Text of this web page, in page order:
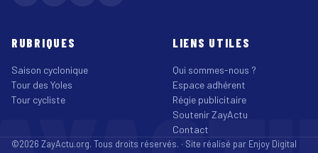
RUBRIQUES
Saison cyclonique
Tour des Yoles
Tour cycliste
LIENS UTILES
Qui sommes-nous ?
Espace adhérent
Régie publicitaire
Soutenir ZayActu
Contact
©2026 ZayActu.org. Tous droits réservés. · Site réalisé par Enjoy Digital